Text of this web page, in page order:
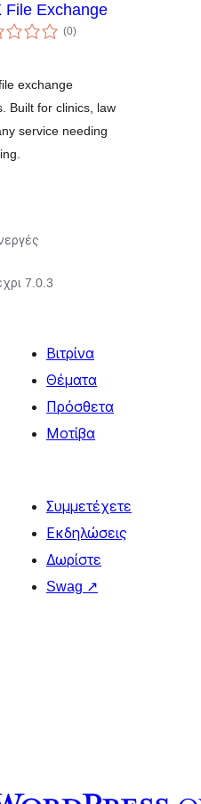
File Exchange
(0αξιολογήσεις
σύνολο
)
exchange
Built for clinics, law
service needing
7.0.3
Βιτρίνα
Θέματα
Πρόσθετα
Μοτίβα
Συμμετέχετε
Εκδηλώσεις
Δωρίστε
Swag ↗